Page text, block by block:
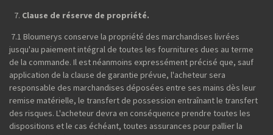
Clause de réserve de propriété.
7.1 Bloumerys conserve la propriété des marchandises livrées
jusqu'au paiement intégral de toutes les fournitures dues au terme
de la commande. Il est néanmoins expressément précisé que, sauf
application de la clause de garantie prévue, l'acheteur sera
responsable des marchandises déposées entre ses mains dès leur
remise matérielle, le transfert de possession entraînant le transfert
des risques. L'acheteur devra en conséquence prendre toutes les
dispositions et le cas échéant, toutes assurances pour pallier la